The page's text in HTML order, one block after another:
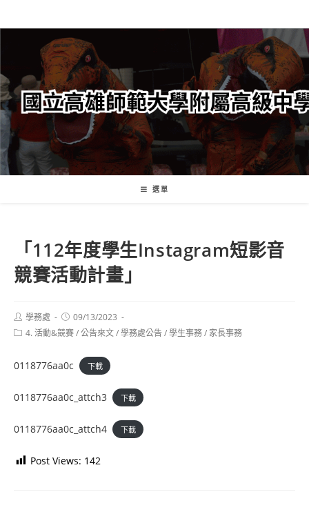
轉
要
內
容
選單
「112年度學生Instagram短影音
競賽活動計畫」
Post
author:
學務處
Post
published:
09/13/2023
Post4. 活動&競賽/公告來文/學務處公告/學生事務/ 家長事務
0118776aa0c 下載
0118776aa0c_attch3 下載
0118776aa0c_attch4 下載
Post Views: 142